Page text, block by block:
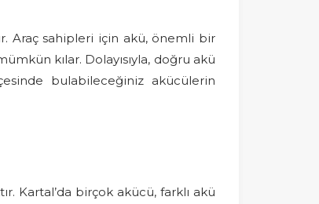
Araç sahipleri için akü, önemli bir
kılar. Dolayısıyla, doğru akü
bulabileceğiniz akücülerin
Kartal’da birçok akücü, farklı akü